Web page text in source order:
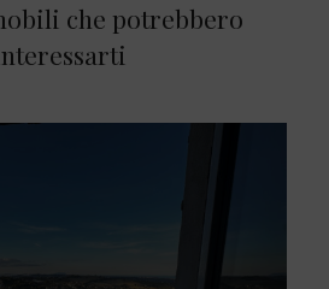
che potrebbero